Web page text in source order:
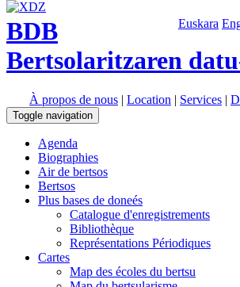
Euskara
BDB
Bertsolaritzaren
À propos de nous | Location | Services |
Toggle navigation
Agenda
Biographies
Air de bertsos
Bertsos
Plus bases de doneés
Catalogue d'enregistrements
Bibliothèque
Représentations Périodiques
Cartes
Map des écoles du bertsu